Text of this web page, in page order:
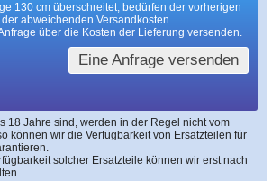
130 cm überschreitet, bedürfen der vorherigen
abweichenden Versandkosten.
über die Kosten der Lieferung versenden.
Eine Anfrage versenden
18 Jahre sind, werden in der Regel nicht vom
können wir die Verfügbarkeit von Ersatzteilen für
solcher Ersatzteile können wir erst nach